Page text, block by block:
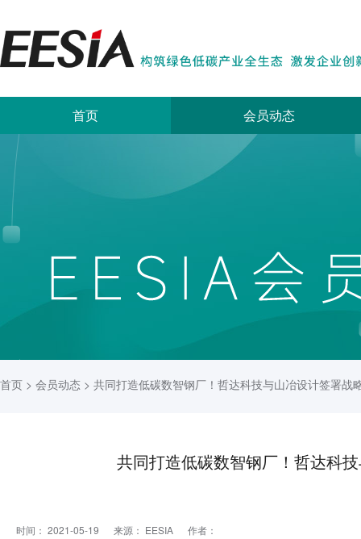
首页 会员动态
首页 > 会员动态 > 共同打造低碳数智钢厂！哲达科技与山冶设计签署战
共同打造低碳数智钢厂！哲达科
时间： 2021-05-19 来源： EESIA 作者：